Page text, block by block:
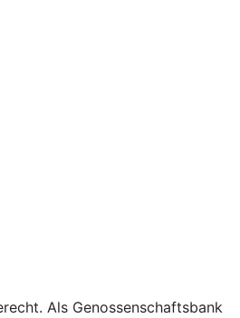
Als Genossenschaftsbank